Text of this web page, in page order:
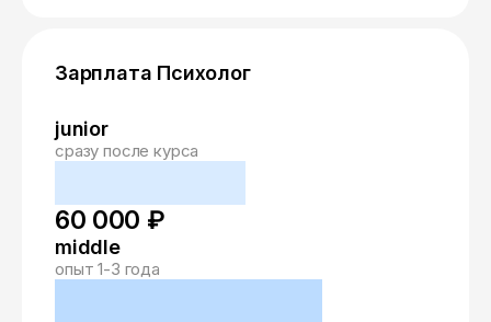
Зарплата Психолог
junior
сразу после курса
60 000 ₽
middle
опыт 1-3 года